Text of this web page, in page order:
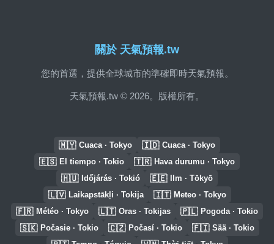
關於 天氣預報.tw
您的首選，提供全球城市的準確即時天氣預報。
天氣預報.tw © 2026。版權所有。
🇲🇾 Cuaca · Tokyo 🇮🇩 Cuaca · Tokyo
🇪🇸 El tiempo · Tokio 🇹🇷 Hava durumu · Tokyo
🇭🇺 Időjárás · Tokió 🇪🇪 Ilm · Tōkyō
🇱🇻 Laikapstākļi · Tokija 🇮🇹 Meteo · Tokyo
🇫🇷 Météo · Tokyo 🇱🇹 Oras · Tokijas 🇵🇱 Pogoda · Tokio
🇸🇰 Počasie · Tokio 🇨🇿 Počasí · Tokio 🇫🇮 Sää · Tokio